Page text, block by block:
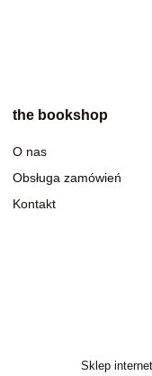
the bookshop
O nas
Obsługa zamówień
Kontakt
Sklep